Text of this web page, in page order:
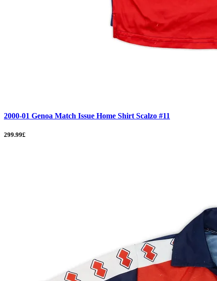
2000-01 Genoa Match Issue Home Shirt Scalzo #11
299.99£